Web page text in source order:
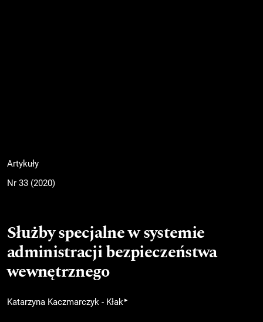
Artykuły
Nr 33 (2020)
Służby specjalne w systemie
administracji bezpieczeństwa
wewnętrznego
Katarzyna Kaczmarczyk - Kłak▸